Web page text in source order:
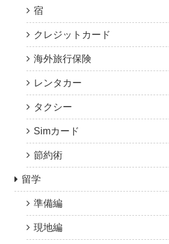
宿
クレジットカード
海外旅行保険
レンタカー
タクシー
Simカード
節約術
留学
準備編
現地編